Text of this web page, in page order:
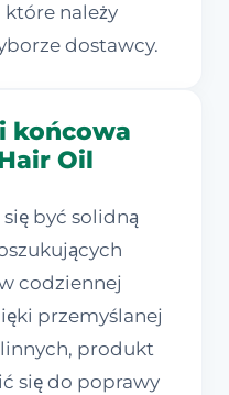
które należy
dostawcy.
końcowa
Oil
być solidną
codziennej
przemyślanej
produkt
się do poprawy